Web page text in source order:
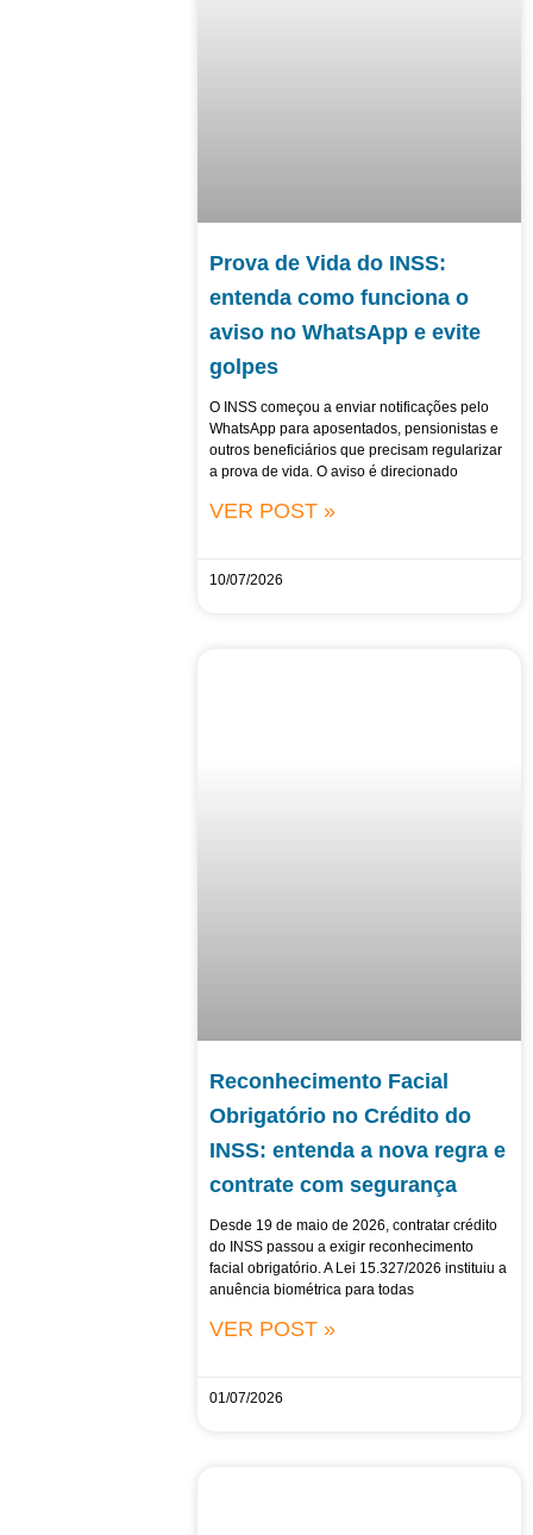
Prova de Vida do INSS:
entenda como funciona o
aviso no WhatsApp e evite
golpes
O INSS começou a enviar notificações pelo
WhatsApp para aposentados, pensionistas e
outros beneficiários que precisam regularizar
a prova de vida. O aviso é direcionado
VER POST »
10/07/2026
Reconhecimento Facial
Obrigatório no Crédito do
INSS: entenda a nova regra e
contrate com segurança
Desde 19 de maio de 2026, contratar crédito
do INSS passou a exigir reconhecimento
facial obrigatório. A Lei 15.327/2026 instituiu a
anuência biométrica para todas
VER POST »
01/07/2026